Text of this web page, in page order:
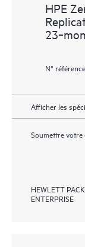
HPE
N°
Afficher les
Soumettre votre
HEWLETT
ENTERPRISE